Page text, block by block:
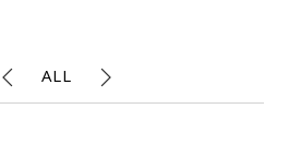
ALL